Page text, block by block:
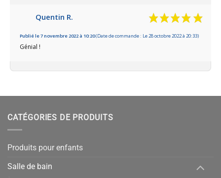
Quentin R.
Publié le 7 novembre 2022 à 10:20(Date de commande : Le 28 octobre 2022 à 20:33)
Génial !
CATÉGORIES DE PRODUITS
Produits pour enfants
Salle de bain